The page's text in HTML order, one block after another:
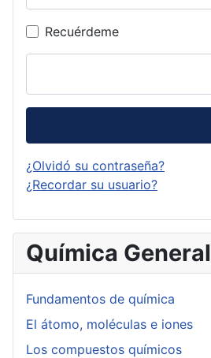
Recuérdeme
¿Olvidó su contraseña?
¿Recordar su usuario?
Química General
Fundamentos de química
El átomo, moléculas e iones
Los compuestos químicos